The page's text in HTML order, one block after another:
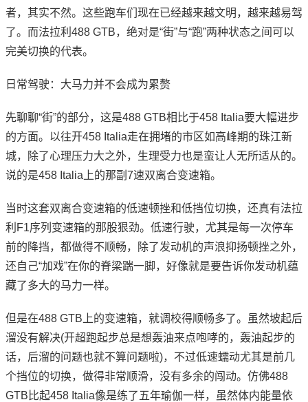
者，其实不然。这些跑车们现在已经越来越文明，越来越易驾
了。而法拉利488 GTB，绝对是“街”与“跑”两种状态之间可以
完美切换的代表。
日常驾驶：大马力并不会成为累赘
先聊聊“街”的部分，这是488 GTB相比于458 Italia要大幅进步
的方面。以往开458 Italia走在拥堵的市区如高峰期的珠江新
城，除了心理压力大之外，生理受力也是蛮让人无所适从的。
说的是458 Italia上的那副7速双离合变速箱。
当时这套双离合变速箱的低速顿挫和低挡位切换，还真有法拉
利F1序列变速箱的那股狠劲。低速行驶，尤其是每一次停车
前的降挡，都做得不顺畅，除了发动机的声浪抑扬顿挫之外，
还自己“加戏”在你的脊梁踹一脚，好像就是要告诉你发动机蕴
藏了多大的马力一样。
但是在488 GTB上的变速箱，就调校得顺畅多了。虽然坡起后
溜没有解决(开超跑起步总是想轰油来点咆哮的，轰油起步的
话，后溜的问题也就不算问题啦)，不过低速蠕动尤其是前几
个挡位的切换，做得非常顺滑，没有多余的闯动。仿佛488
GTB比起458 Italia像是练了五年瑜伽一样，虽然体内能量依